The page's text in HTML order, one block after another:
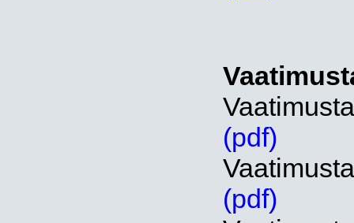
(pdf)
(pdf)